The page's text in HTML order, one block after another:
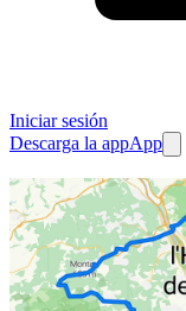
Iniciar sesión
Descarga la appApp